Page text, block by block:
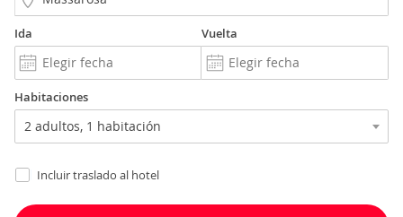
Ida Vuelta
Habitaciones
Incluir traslado al hotel